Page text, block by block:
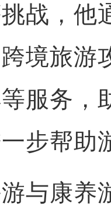
战，他
境旅游
服务，
步帮助
康养